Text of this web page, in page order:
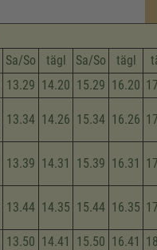
Sa/So tägl Sa/So tägl
13.29 14.20 15.29 16.20
13.34 14.26 15.34 16.26
13.39 14.31 15.39 16.31
13.44 14.35 15.44 16.35
13.50 14.41 15.50 16.41